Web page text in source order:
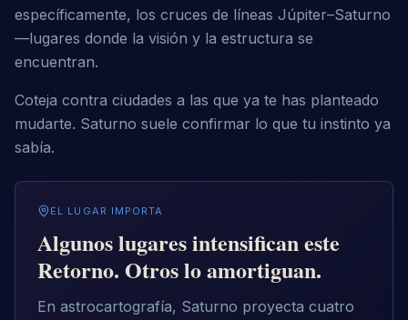
específicamente, los cruces de líneas Júpiter–Saturno
—lugares donde la visión y la estructura se
encuentran.
Coteja contra ciudades a las que ya te has planteado
mudarte. Saturno suele confirmar lo que tu instinto ya
sabía.
EL LUGAR IMPORTA
Algunos lugares intensifican este
Retorno. Otros lo amortiguan.
En astrocartografía, Saturno proyecta cuatro